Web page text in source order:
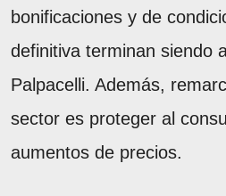
bonificaciones y de
definitiva terminan siendo
Palpacelli. Además,
sector es proteger al
aumentos de precios.